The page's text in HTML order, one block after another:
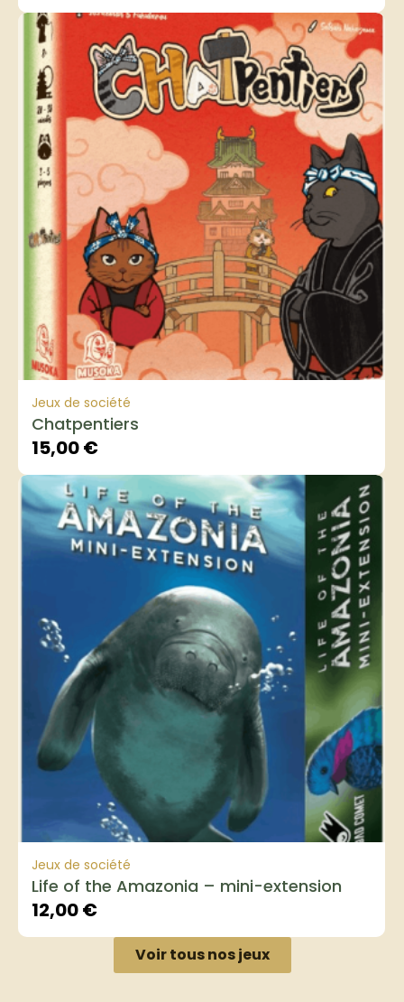
Jeux de société
Chatpentiers
15,00€
Jeux de société
Life of the Amazonia – mini-extension
12,00€
Voir tous nos jeux